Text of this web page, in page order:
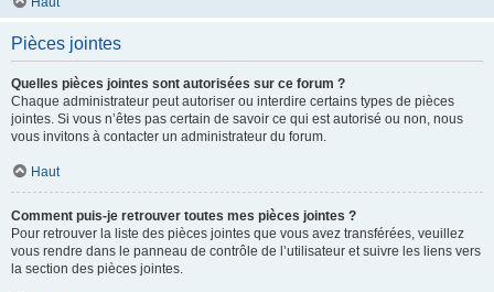
Pièces jointes
Quelles pièces jointes sont autorisées sur ce forum ?
Chaque administrateur peut autoriser ou interdire certains types de pièces
jointes. Si vous n’êtes pas certain de savoir ce qui est autorisé ou non, nous
vous invitons à contacter un administrateur du forum.
Haut
Comment puis-je retrouver toutes mes pièces jointes ?
Pour retrouver la liste des pièces jointes que vous avez transférées, veuillez
vous rendre dans le panneau de contrôle de l’utilisateur et suivre les liens vers
la section des pièces jointes.